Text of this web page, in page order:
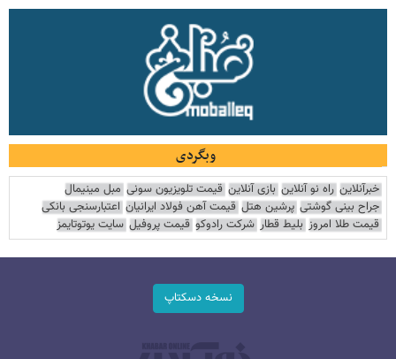
وبگردی
خبرآنلاین راه نو آنلاین بازی آنلاین قیمت تلویزیون سونی مبل مینیمال
جراح بینی گوشتی پرشین هتل قیمت آهن فولاد ایرانیان اعتبارسنجی بانکی
قیمت طلا امروز بلیط قطار شرکت رادوکو قیمت پروفیل سایت یوتوتایمز
نسخه دسکتاپ